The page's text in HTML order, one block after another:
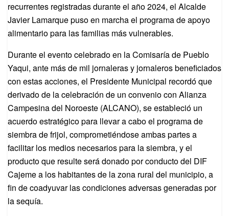
recurrentes registradas durante el año 2024, el Alcalde
Javier Lamarque puso en marcha el programa de apoyo
alimentario para las familias más vulnerables.
Durante el evento celebrado en la Comisaría de Pueblo
Yaqui, ante más de mil jornaleras y jornaleros beneficiados
con estas acciones, el Presidente Municipal recordó que
derivado de la celebración de un convenio con Alianza
Campesina del Noroeste (ALCANO), se estableció un
acuerdo estratégico para llevar a cabo el programa de
siembra de frijol, comprometiéndose ambas partes a
facilitar los medios necesarios para la siembra, y el
producto que resulte será donado por conducto del DIF
Cajeme a los habitantes de la zona rural del municipio, a
fin de coadyuvar las condiciones adversas generadas por
la sequía.